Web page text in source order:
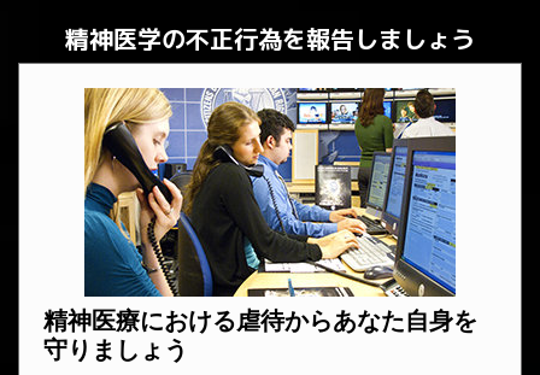
精神医学の不正行為を報告しましょう
精神医療における虐待からあなた自身を
守りましょう